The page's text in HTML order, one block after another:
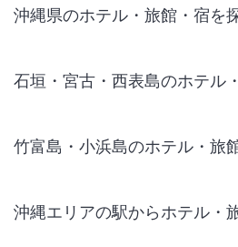
沖縄県のホテル・旅館・宿を
石垣・宮古・西表島のホテル
竹富島・小浜島のホテル・旅
沖縄エリアの駅からホテル・